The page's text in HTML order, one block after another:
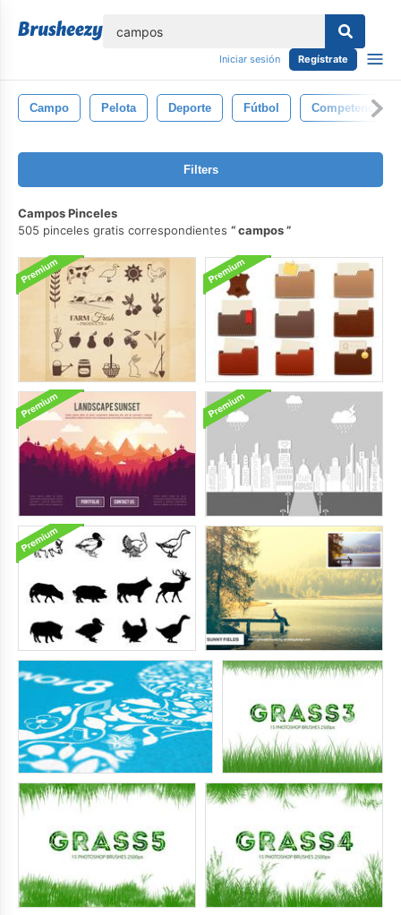
Iniciar sesión Regístrate
Campo Pelota Deporte Fútbol Competencia
Filters
Campos Pinceles
505 pinceles gratis correspondientes
campos